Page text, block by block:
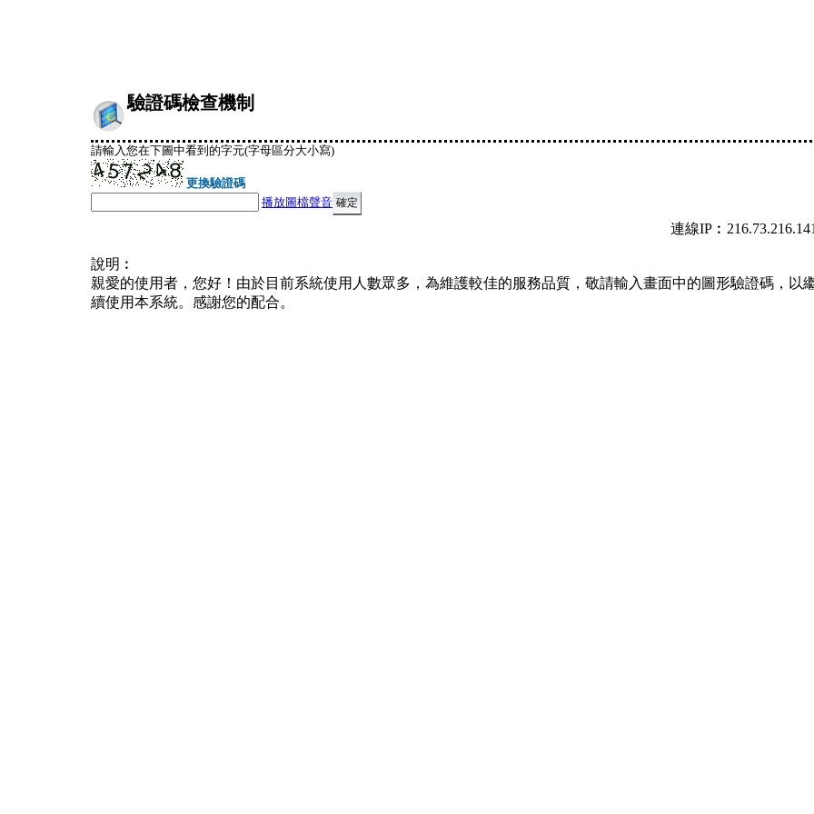
驗證碼檢查機制
請輸入您在下圖中看到的字元(字母區分大小寫)
更換驗證碼
播放圖檔聲音
連線
說明︰
親愛的使用者，您好！由於目前系統使用人數眾多，為維護較佳的服務品質，敬請輸入畫面中的圖形驗證碼，以
續使用本系統。感謝您的配合。